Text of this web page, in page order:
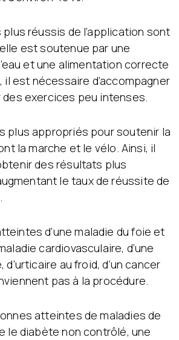
réussis de l’application sont
est soutenue par une
et une alimentation correcte
il est nécessaire d’accompagner
exercices peu intenses.
plus appropriés pour soutenir la
la marche et le vélo. Ainsi, il
des résultats plus
le taux de réussite de
d’une maladie du foie et
cardiovasculaire, d’une
au froid, d’un cancer
pas à la procédure.
atteintes de maladies de
le diabète non contrôlé, une